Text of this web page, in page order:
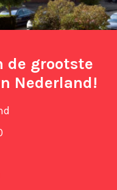
de grootste
Nederland!